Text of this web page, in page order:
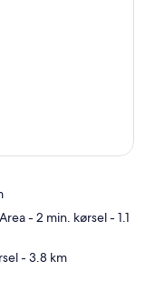
- 2 min. kørsel- 1.1
- 3.8 km